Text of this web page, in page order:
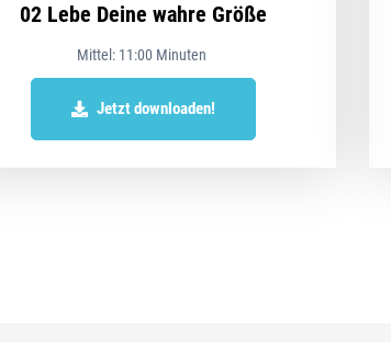
02 Lebe Deine wahre Größe
Mittel: 11:00 Minuten
Jetzt downloaden!